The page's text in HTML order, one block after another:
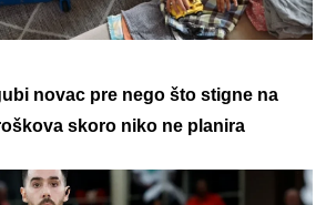
novac pre nego što stigne na
skoro niko ne planira